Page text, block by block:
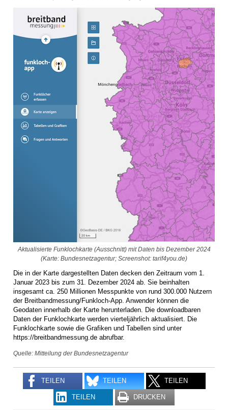
Aktualisierte Funklochkarte (Ausschnitt) mit Daten bis Dezember 2024
(Karte: Bundesnetzagentur; Screenshot: tarif4you.de)
Die in der Karte dargestellten Daten decken den Zeitraum vom 1.
Januar 2023 bis zum 31. Dezember 2024 ab. Sie beinhalten
insgesamt ca. 250 Millionen Messpunkte von rund 300.000 Nutzern
der Breitbandmessung/Funkloch-App. Anwender können die
Geodaten innerhalb der Karte herunterladen. Die downloadbaren
Daten der Funklochkarte werden vierteljährlich aktualisiert. Die
Funklochkarte sowie die Grafiken und Tabellen sind unter
https://breitbandmessung.de abrufbar.
Quelle: Mitteilung der Bundesnetzagentur
TEILEN TEILEN TEILEN
TEILEN DRUCKEN